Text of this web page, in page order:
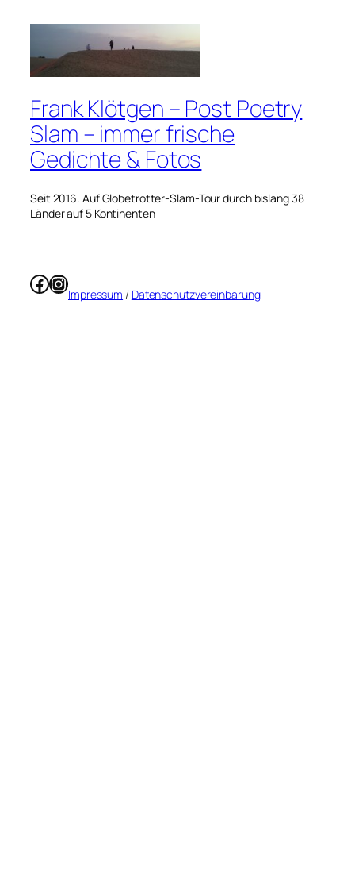
Frank Klötgen – Post Poetry
Slam – immer frische
Gedichte & Fotos
Seit 2016. Auf Globetrotter-Slam-Tour durch bislang 38
Länder auf 5 Kontinenten
Facebook
Instagram
Impressum / Datenschutzvereinbarung